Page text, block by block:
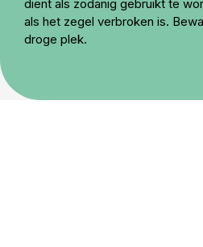
dient als zodanig gebruikt te
als het zegel verbroken is.
droge plek.